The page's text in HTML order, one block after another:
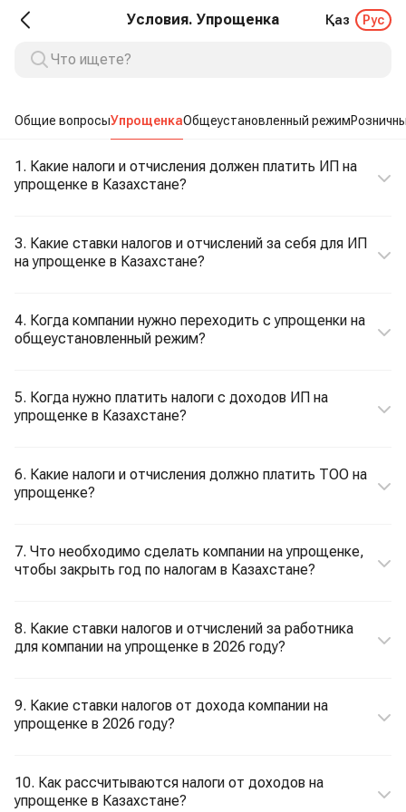
Условия. Упрощенка Қаз Рус
Общие вопросыУпрощенкаОбщеустановленный режим
1. Какие налоги и отчисления должен платить ИП на
упрощенке в Казахстане?
3. Какие ставки налогов и отчислений за себя для ИП
на упрощенке в Казахстане?
4. Когда компании нужно переходить с упрощенки на
общеустановленный режим?
5. Когда нужно платить налоги с доходов ИП на
упрощенке в Казахстане?
6. Какие налоги и отчисления должно платить ТОО на
упрощенке?
7. Что необходимо сделать компании на упрощенке,
чтобы закрыть год по налогам в Казахстане?
8. Какие ставки налогов и отчислений за работника
для компании на упрощенке в 2026 году?
9. Какие ставки налогов от дохода компании на
упрощенке в 2026 году?
10. Как рассчитываются налоги от доходов на
упрощенке в Казахстане?